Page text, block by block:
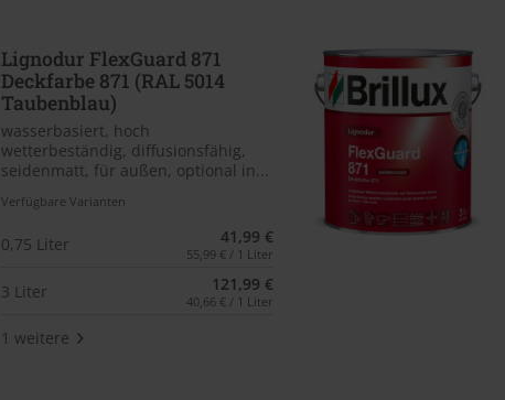
Lignodur FlexGuard 871
Deckfarbe 871 (RAL 5014
Taubenblau)
wasserbasiert, hoch
wetterbeständig, diffusionsfähig,
seidenmatt, für außen, optional in...
Verfügbare Varianten
0,75 Liter 41,99 €
55,99 € / 1 Liter
3 Liter 121,99 €
40,66 € / 1 Liter
1 weitere